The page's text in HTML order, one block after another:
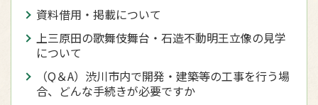
資料借用・掲載について
上三原田の歌舞伎舞台・石造不動明王立像の見学
について
（Q＆A）渋川市内で開発・建築等の工事を行う場
合、どんな手続きが必要ですか